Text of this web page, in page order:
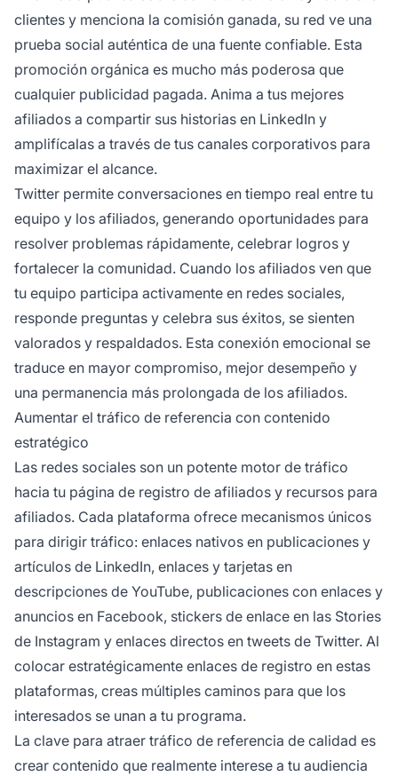
clientes y menciona la comisión ganada, su red ve una
prueba social auténtica de una fuente confiable. Esta
promoción orgánica es mucho más poderosa que
cualquier publicidad pagada. Anima a tus mejores
afiliados a compartir sus historias en LinkedIn y
amplifícalas a través de tus canales corporativos para
maximizar el alcance.
Twitter permite conversaciones en tiempo real entre tu
equipo y los afiliados, generando oportunidades para
resolver problemas rápidamente, celebrar logros y
fortalecer la comunidad. Cuando los afiliados ven que
tu equipo participa activamente en redes sociales,
responde preguntas y celebra sus éxitos, se sienten
valorados y respaldados. Esta conexión emocional se
traduce en mayor compromiso, mejor desempeño y
una permanencia más prolongada de los afiliados.
Aumentar el tráfico de referencia con contenido
estratégico
Las redes sociales son un potente motor de tráfico
hacia tu página de registro de afiliados y recursos para
afiliados. Cada plataforma ofrece mecanismos únicos
para dirigir tráfico: enlaces nativos en publicaciones y
artículos de LinkedIn, enlaces y tarjetas en
descripciones de YouTube, publicaciones con enlaces y
anuncios en Facebook, stickers de enlace en las Stories
de Instagram y enlaces directos en tweets de Twitter. Al
colocar estratégicamente enlaces de registro en estas
plataformas, creas múltiples caminos para que los
interesados se unan a tu programa.
La clave para atraer tráfico de referencia de calidad es
crear contenido que realmente interese a tu audiencia